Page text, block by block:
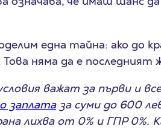
една тайна: ако до
Това няма да е
важат за първи и
заплатаза суми до 600
лихва от 0% и ГПР